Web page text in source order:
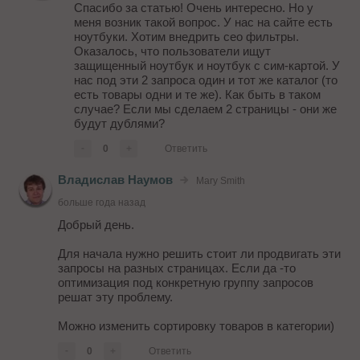
Спасибо за статью! Очень интересно. Но у
меня возник такой вопрос. У нас на сайте есть
ноутбуки. Хотим внедрить сео фильтры.
Оказалось, что пользователи ищут
защищенный ноутбук и ноутбук с сим-картой. У
нас под эти 2 запроса один и тот же каталог (то
есть товары одни и те же). Как быть в таком
случае? Если мы сделаем 2 страницы - они же
будут дублями?
0 Ответить
Владислав Наумов
Mary Smith
больше года назад
Добрый день.
Для начала нужно решить стоит ли продвигать эти
запросы на разных страницах. Если да -то
оптимизация под конкретную группу запросов
решат эту проблему.
Можно изменить сортировку товаров в категории)
0 Ответить